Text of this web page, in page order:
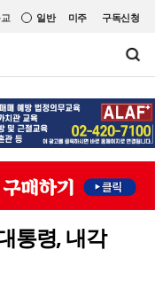
미주 구독신청
일반
통령, 내각